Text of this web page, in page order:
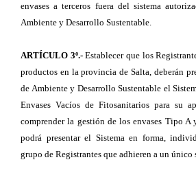
envases a terceros fuera del sistema
Ambiente y Desarrollo Sustentable.
ARTÍCULO 3º.-Establecer que los
productos en la provincia de Salta, deberán
de Ambiente y Desarrollo Sustentable el
Envases Vacíos de Fitosanitarios para su
comprender la gestión de los envases Tipo
podrá presentar el Sistema en forma,
grupo de Registrantes que adhieren a un único